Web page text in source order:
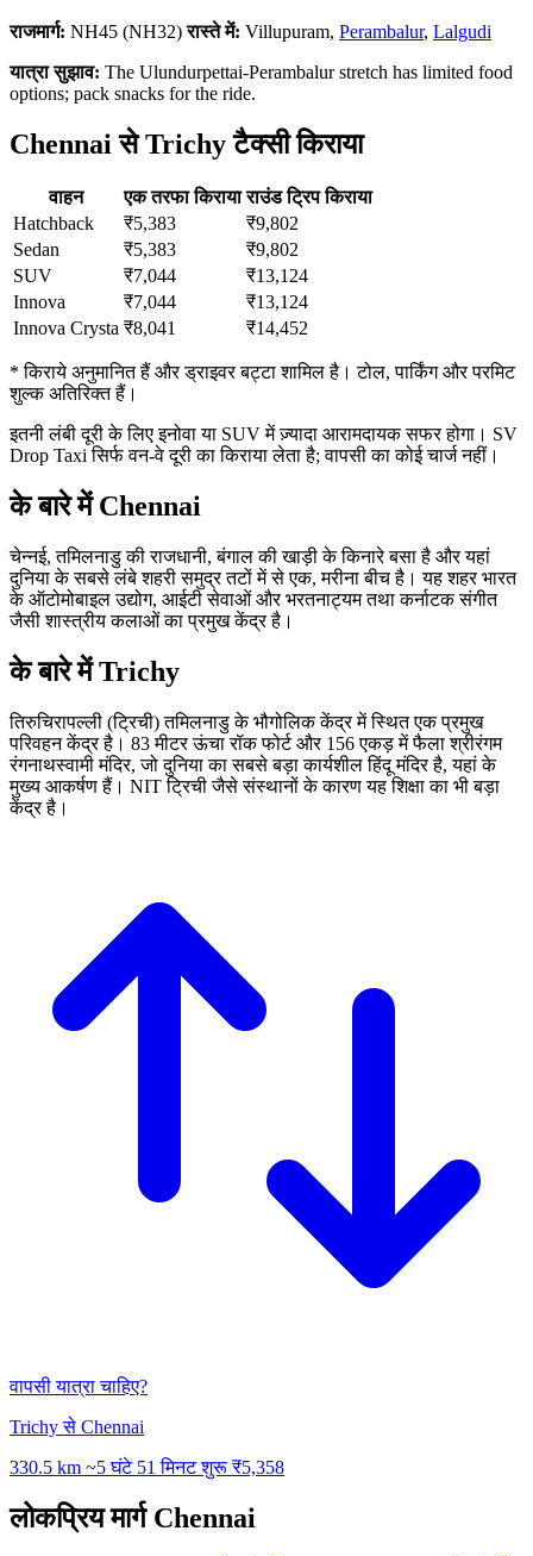
राजमार्ग: NH45 (NH32) रास्ते में: Villupuram, Perambalur, Lalgudi
यात्रा सुझाव: The Ulundurpettai-Perambalur stretch has limited food
options; pack snacks for the ride.
Chennai से Trichy टैक्सी किराया
वाहन एक तरफा किराया राउंड ट्रिप किराया
Hatchback
₹5,383
₹9,802
Sedan
₹5,383
₹9,802
SUV
₹7,044
₹13,124
Innova
₹7,044
₹13,124
Innova Crysta ₹8,041 ₹14,452
* किराये अनुमानित हैं और ड्राइवर बट्टा शामिल है। टोल, पार्किंग और परमिट
शुल्क अतिरिक्त हैं।
इतनी लंबी दूरी के लिए इनोवा या SUV में ज़्यादा आरामदायक सफर होगा। SV
Drop Taxi सिर्फ वन-वे दूरी का किराया लेता है; वापसी का कोई चार्ज नहीं।
के बारे में Chennai
चेन्नई, तमिलनाडु की राजधानी, बंगाल की खाड़ी के किनारे बसा है और यहां
दुनिया के सबसे लंबे शहरी समुद्र तटों में से एक, मरीना बीच है। यह शहर भारत
के ऑटोमोबाइल उद्योग, आईटी सेवाओं और भरतनाट्यम तथा कर्नाटक संगीत
जैसी शास्त्रीय कलाओं का प्रमुख केंद्र है।
के बारे में Trichy
तिरुचिरापल्ली (ट्रिची) तमिलनाडु के भौगोलिक केंद्र में स्थित एक प्रमुख
परिवहन केंद्र है। 83 मीटर ऊंचा रॉक फोर्ट और 156 एकड़ में फैला श्रीरंगम
रंगनाथस्वामी मंदिर, जो दुनिया का सबसे बड़ा कार्यशील हिंदू मंदिर है, यहां के
मुख्य आकर्षण हैं। NIT ट्रिची जैसे संस्थानों के कारण यह शिक्षा का भी बड़ा
केंद्र है।
वापसी यात्रा चाहिए?
Trichy से Chennai
330.5 km ~5 घंटे 51 मिनट शुरू ₹5,358
लोकप्रिय मार्ग Chennai